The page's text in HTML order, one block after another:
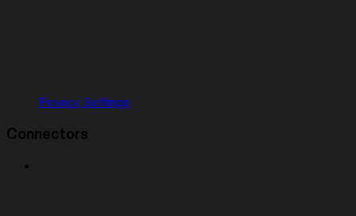
Privacy Settings
Connectors